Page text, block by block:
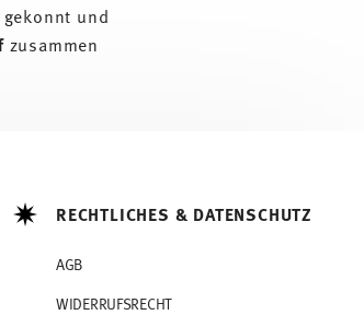
und
zusammen
RECHTLICHES & DATENSCHUTZ
AGB
WIDERRUFSRECHT